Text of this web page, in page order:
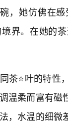
，她仿佛在
界。在她的
茶⭐叶的特性
温柔而富有
，水温的细